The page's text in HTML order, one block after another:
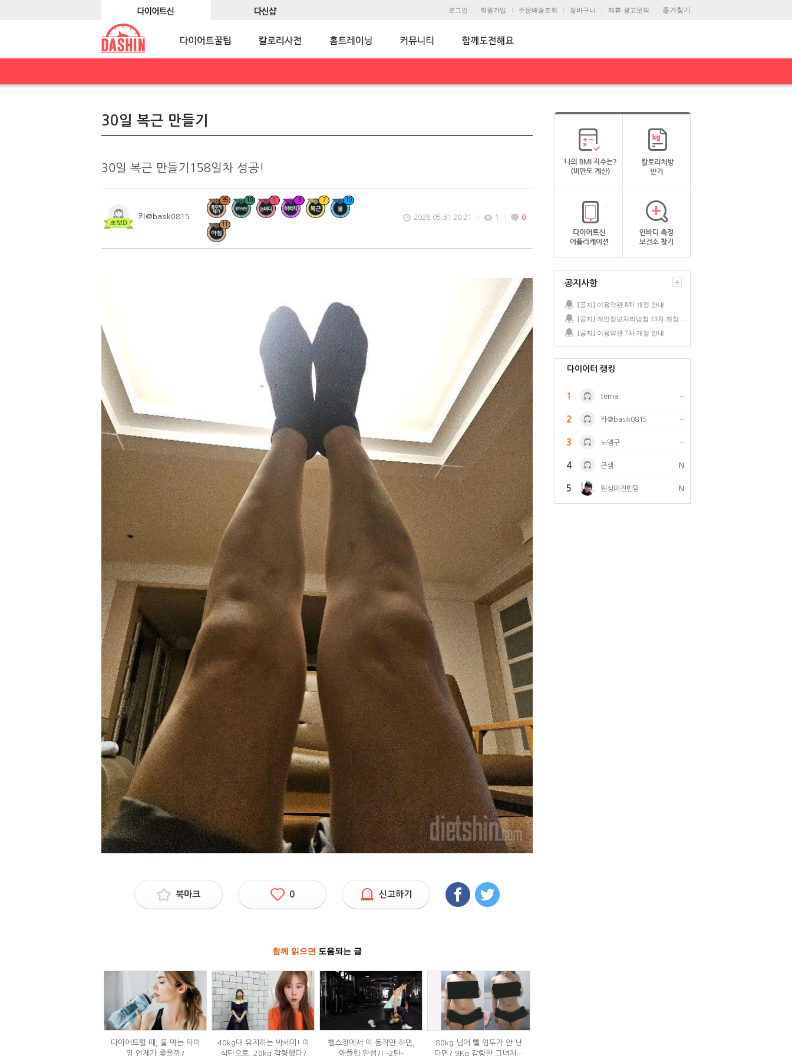
즐겨찾기
로그인 회원가입 주문배송조회 장바구니 제휴·광고문의
30일 복근 만들기
30일 복근 만들기158일차 성공!
카@basik0815
35 10 1 3 7 10
11
2026.05.31 20:21 1 0
북마크 0 신고하기
함께 읽으면 도움되는 글
다이어트할 때, 물 먹는 타이
밍 언제가 좋을까?
40kg대 유지하는 박세미! 이
식단으로, 20kg 감량했다?
헬스장에서 이 동작만 하면,
애플힙 완성?! -2탄-
80kg 넘어 뺄 엄두가 안 난
다면? 9Kg 감량한 그녀처럼
공지사항
[공지] 이용약관 8차 개정 안내
[공지] 이용약관 7차 개정 안내
다이어터 랭킹
1 terria
2 카@basik0815
3 노맹구
4 큰샘 N
5 원싱이진빈맘 N